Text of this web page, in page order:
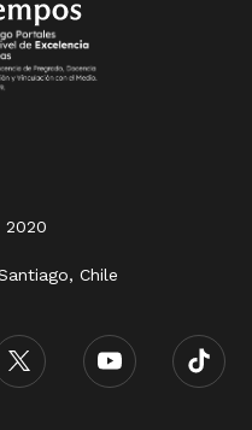
2020
Chile